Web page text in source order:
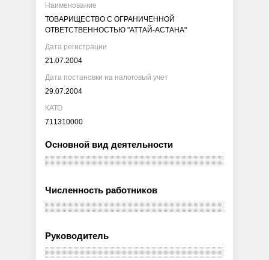
Наименование
ТОВАРИЩЕСТВО С ОГРАНИЧЕННОЙ
ОТВЕТСТВЕННОСТЬЮ "АТТАЙ-АСТАНА"
Дата регистрации
21.07.2004
Дата постановки на налоговый учет
29.07.2004
КАТО
711310000
Основной вид деятельности
Численность работников
Руководитель